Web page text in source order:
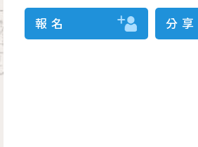
報 名 分 享